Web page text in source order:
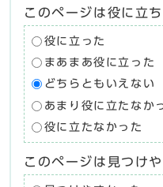
このページは役に立
役に立った
まあまあ役に立った
どちらともいえない
あまり役に立たなか
役に立たなかった
このページは見つけ